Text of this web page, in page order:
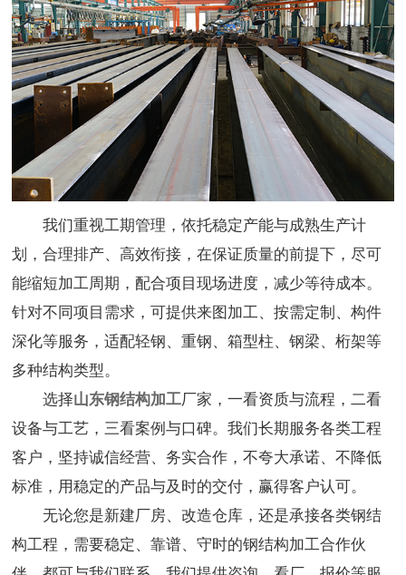
我们重视工期管理，依托稳定产能与成熟生产计
划，合理排产、高效衔接，在保证质量的前提下，尽可
能缩短加工周期，配合项目现场进度，减少等待成本。
针对不同项目需求，可提供来图加工、按需定制、构件
深化等服务，适配轻钢、重钢、箱型柱、钢梁、桁架等
多种结构类型。
选择山东钢结构加工厂家，一看资质与流程，二看
设备与工艺，三看案例与口碑。我们长期服务各类工程
客户，坚持诚信经营、务实合作，不夸大承诺、不降低
标准，用稳定的产品与及时的交付，赢得客户认可。
无论您是新建厂房、改造仓库，还是承接各类钢结
构工程，需要稳定、靠谱、守时的钢结构加工合作伙